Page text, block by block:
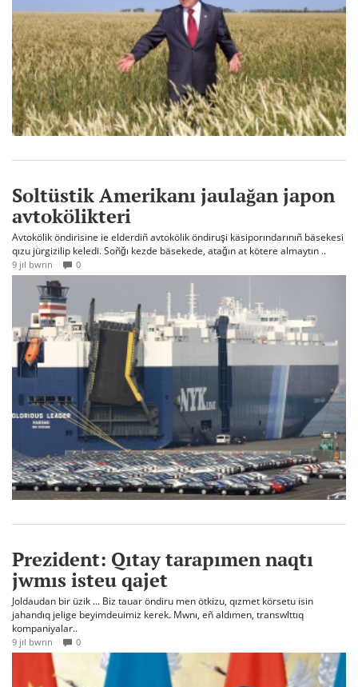
Soltüstik Amerikanı jaulağan japon
avtokölikteri
Avtokölik öndirisine ie elderdiñ avtokölik öndiruşi käsiporındarınıñ bäsekesi
qızu jürgizilip keledi. Soñğı kezde bäsekede, atağın at kötere almaytın ..
9 jıl bwrın 0
Prezident: Qıtay tarapımen naqtı
jwmıs isteu qajet
Joldaudan bir üzik ... Biz tauar öndiru men ötkizu, qızmet körsetu isin
jahandıq jelige beyimdeuimiz kerek. Mwnı, eñ aldımen, transwlttıq
kompaniyalar..
9 jıl bwrın 0